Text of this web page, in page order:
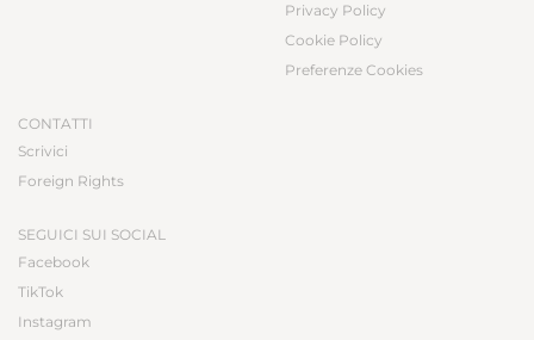
Privacy Policy
Cookie Policy
Preferenze Cookies
CONTATTI
Scrivici
Foreign Rights
SEGUICI SUI SOCIAL
Facebook
TikTok
Instagram